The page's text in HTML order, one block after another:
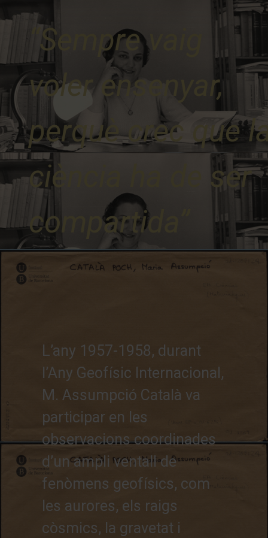
“Sempre vaig
voler ensenyar,
perquè crec que
ciència ha de ser
compartida”
L’any 1957-1958, durant
l’Any Geofísic Internacional,
M. Assumpció Català va
participar en les
observacions coordinades
d’un ampli ventall de
fenòmens geofísics, com
les aurores, els raigs
còsmics, la gravetat i